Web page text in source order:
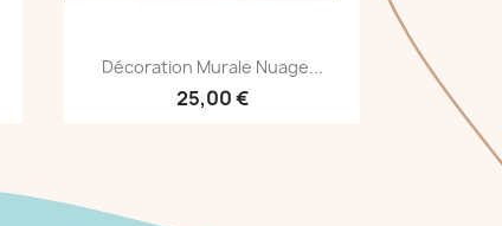
Voir le produit
Décoration Murale Nuage...
25,00 €